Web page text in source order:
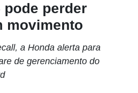
pode perder
movimento
a Honda alerta para
de gerenciamento do